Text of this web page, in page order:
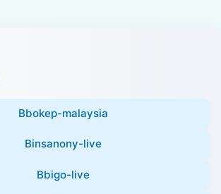
Bbokep-malaysia
Binsanony-live
Bbigo-live